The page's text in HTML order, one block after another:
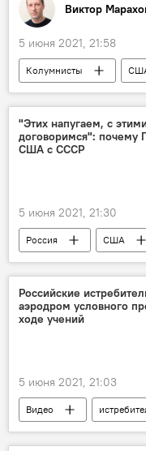
Виктор
5 июня 2021, 21:58
Колумнисты
"Этих напугаем, с
договоримся": почему
США с СССР
5 июня 2021, 21:30
Россия США
СССР
Российские
аэродром условного
ходе учений
5 июня 2021, 21:03
Видео
Новости России